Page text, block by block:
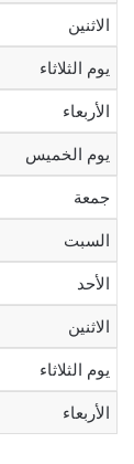
الاثنين
يوم الثلاثاء
الأربعاء
يوم الخميس
جمعة
السبت
الأحد
الاثنين
يوم الثلاثاء
الأربعاء